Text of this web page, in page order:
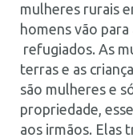
mulheres rurais
homens vão
refugiados. As
terras e as
são mulheres e
propriedade,
aos irmãos. Elas